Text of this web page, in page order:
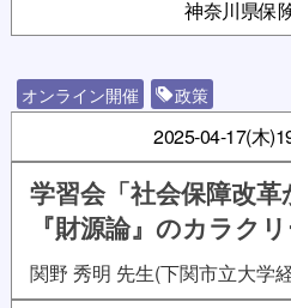
神奈川県保
オンライン開催 政策
2025-04-17(木)
学習会「社会保障改
『財源論』のカラクリ
関野 秀明 先生(下関市立大学